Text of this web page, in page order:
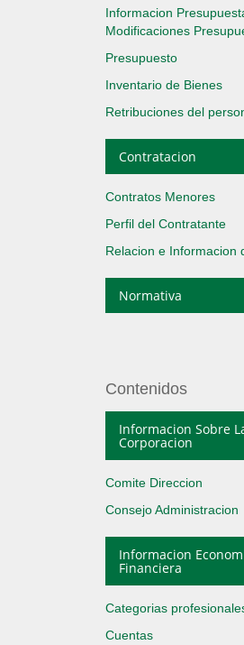
Informacion
Modificaciones
Presupuesto
Inventario de Bienes
Retribuciones del
Contratacion
Contratos Menores
Perfil del Contratante
Relacion e Informacion
Normativa
Contenidos
Informacion Sobre
Corporacion
Comite Direccion
Consejo Administracion
Informacion
Financiera
Categorias
Cuentas